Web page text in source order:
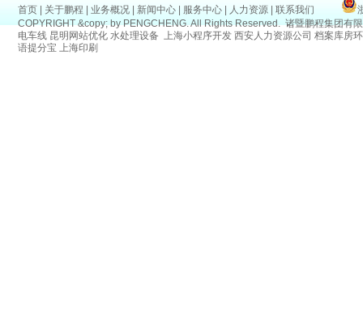
首页 关于鹏程 业务概况 新闻中心 服务中心 人力资源 联系我们
COPYRIGHT &copy; by PENGCHENG. All Rights Reserved.诸暨鹏程集团有
电车线 昆明网站优化 水处理设备 上海小程序开发 西安人力资源公司 档案库房
语提分宝 上海印刷